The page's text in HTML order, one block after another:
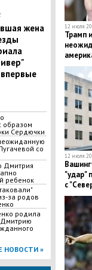
жена
образом
Сердючки
со
Дмитрия
ребенок
за родов
родила
Дмитрию
НОВОСТИ »
12 июля
​Трамп
12 июля
"удар"
с